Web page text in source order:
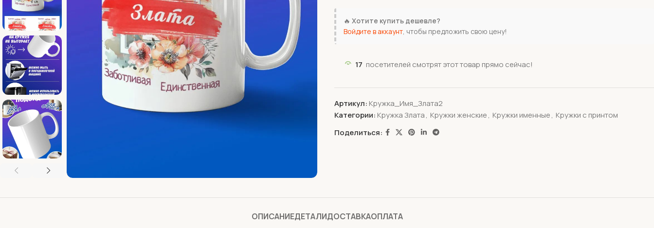
🔥 Хотите купить дешевле?
Войдите в аккаунт, чтобы предложить свою цену!
17 посетителей смотрят этот товар прямо сейчас!
Артикул: Кружка_Имя_Злата2
Категории: Кружка Злата, Кружки женские, Кружки именные, Кружки с принтом
Поделиться:
ОПИСАНИЕДЕТАЛИДОСТАВКАОПЛАТА